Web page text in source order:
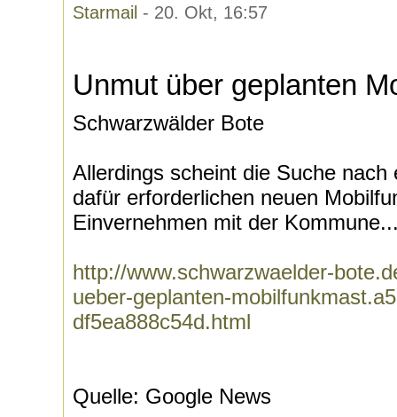
Starmail - 20. Okt, 16:57
Unmut über geplanten
Schwarzwälder Bote
Allerdings scheint die Suche
dafür erforderlichen neuen
Einvernehmen mit der
http://www.schwarzwaelder-
ueber-geplanten-
df5ea888c54d.html
Quelle: Google News